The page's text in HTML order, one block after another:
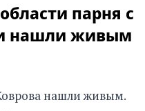
парня с
нашли живым
нашли живым.